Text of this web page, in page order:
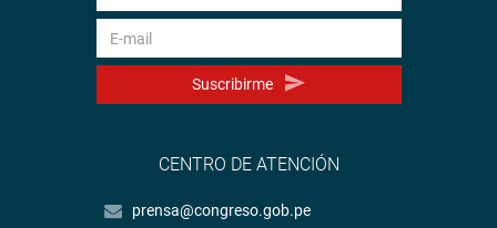
Suscribirme
CENTRO DE ATENCIÓN
prensa@congreso.gob.pe